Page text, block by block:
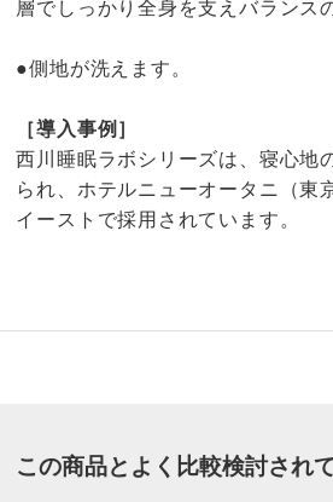
層でしっかり全身を支えバランス
●側地が洗えます。
［導入事例］
西川睡眠ラボシリーズは、寝心地
られ、ホテルニューオータニ（東
イーストで採用されています。
商品名・特徴
≪シングル≫ 西川 睡眠Labo
★★★★★
この商品とよく比較検討され